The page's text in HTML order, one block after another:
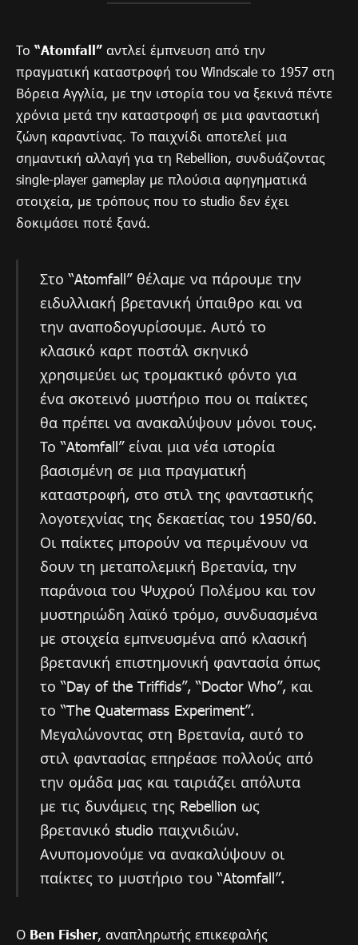
Το “Atomfall” αντλεί έμπνευση από την
πραγματική καταστροφή του Windscale το 1957 στη
Βόρεια Αγγλία, με την ιστορία του να ξεκινά πέντε
χρόνια μετά την καταστροφή σε μια φανταστική
ζώνη καραντίνας. Το παιχνίδι αποτελεί μια
σημαντική αλλαγή για τη Rebellion, συνδυάζοντας
single-player gameplay με πλούσια αφηγηματικά
στοιχεία, με τρόπους που το studio δεν έχει
δοκιμάσει ποτέ ξανά.
Στο “Atomfall” θέλαμε να πάρουμε την
ειδυλλιακή βρετανική ύπαιθρο και να
την αναποδογυρίσουμε. Αυτό το
κλασικό καρτ ποστάλ σκηνικό
χρησιμεύει ως τρομακτικό φόντο για
ένα σκοτεινό μυστήριο που οι παίκτες
θα πρέπει να ανακαλύψουν μόνοι τους.
Το “Atomfall” είναι μια νέα ιστορία
βασισμένη σε μια πραγματική
καταστροφή, στο στιλ της φανταστικής
λογοτεχνίας της δεκαετίας του 1950/60.
Οι παίκτες μπορούν να περιμένουν να
δουν τη μεταπολεμική Βρετανία, την
παράνοια του Ψυχρού Πολέμου και τον
μυστηριώδη λαϊκό τρόμο, συνδυασμένα
με στοιχεία εμπνευσμένα από κλασική
βρετανική επιστημονική φαντασία όπως
το “Day of the Triffids”, “Doctor Who”, και
το “The Quatermass Experiment”.
Μεγαλώνοντας στη Βρετανία, αυτό το
στιλ φαντασίας επηρέασε πολλούς από
την ομάδα μας και ταιριάζει απόλυτα
με τις δυνάμεις της Rebellion ως
βρετανικό studio παιχνιδιών.
Ανυπομονούμε να ανακαλύψουν οι
παίκτες το μυστήριο του “Atomfall”.
Ο Ben Fisher, αναπληρωτής επικεφαλής